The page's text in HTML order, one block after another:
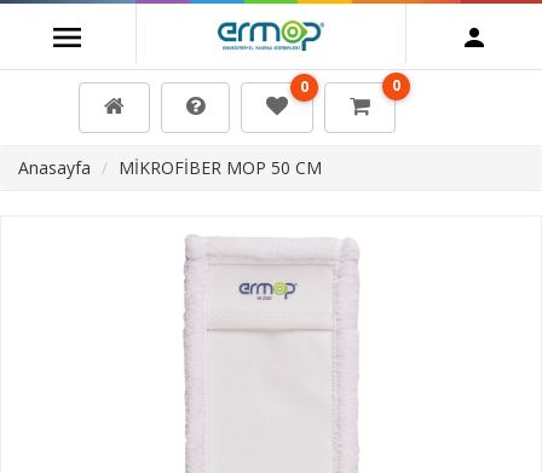
0 0
Anasayfa MİKROFİBER MOP 50 CM